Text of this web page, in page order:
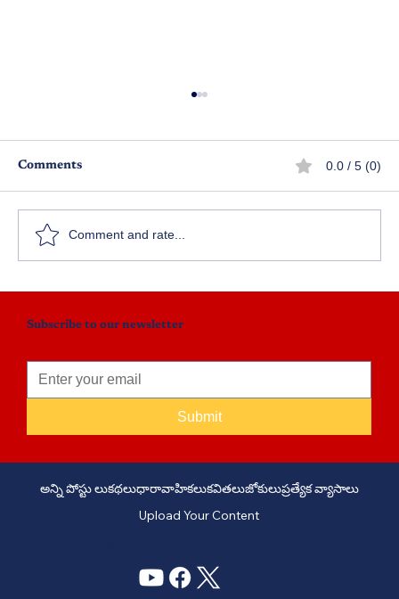
Comments 0.0 / 5 (0)
Comment and rate...
Subscribe to our newsletter
Submit
అన్ని పోస్టు లుకథలుధారావాహికలుకవితలుజోకులుప్రత్యేక వ్యాసాలు
Upload Your Content